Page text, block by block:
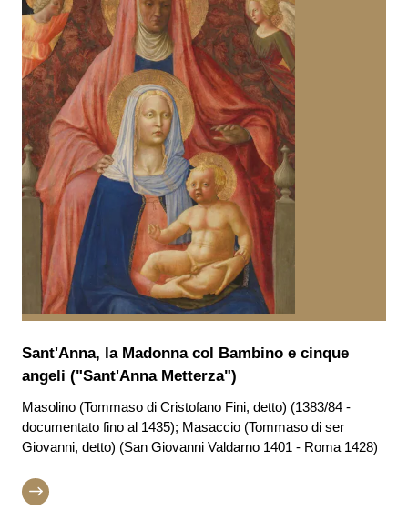
Sant'Anna, la Madonna col Bambino e cinque
angeli ("Sant'Anna Metterza")
Masolino (Tommaso di Cristofano Fini, detto) (1383/84 -
documentato fino al 1435); Masaccio (Tommaso di ser
Giovanni, detto) (San Giovanni Valdarno 1401 - Roma 1428)